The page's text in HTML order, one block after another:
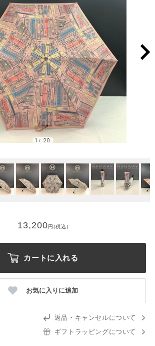
1 / 20
13,200円(税込)
カートに入れる
お気に入りに追加
返品・キャンセルについて
ギフトラッピングについて